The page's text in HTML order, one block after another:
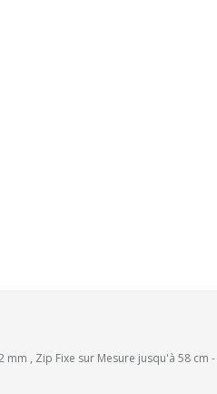
, Zip Fixe sur Mesure jusqu'à 58 cm